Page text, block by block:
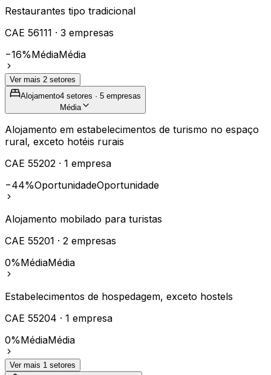
Restaurantes tipo tradicional
CAE 56111 · 3 empresas
−16%MédiaMédia
Ver mais 2 setores
Alojamento4 setores · 5 empresas
Média
Alojamento em estabelecimentos de turismo no espaço
rural, exceto hotéis rurais
CAE 55202 · 1 empresa
−44%OportunidadeOportunidade
Alojamento mobilado para turistas
CAE 55201 · 2 empresas
0%MédiaMédia
Estabelecimentos de hospedagem, exceto hostels
CAE 55204 · 1 empresa
0%MédiaMédia
Ver mais 1 setores